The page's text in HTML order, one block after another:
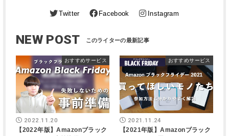
Twitter Facebook Instagram
NEW POST
おすすめサービス
2022.11.20
【2022年版】Amazonブラック
おすすめサービス
2021.11.24
【2021年版】Amazonブラック